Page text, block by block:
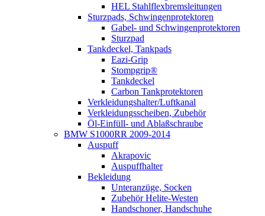
HEL Stahlflexbremsleitungen
Sturzpads, Schwingenprotektoren
Gabel- und Schwingenprotektoren
Sturzpad
Tankdeckel, Tankpads
Eazi-Grip
Stompgrip®
Tankdeckel
Carbon Tankprotektoren
Verkleidungshalter/Luftkanal
Verkleidungsscheiben, Zubehör
Öl-Einfüll- und Ablaßschraube
BMW S1000RR 2009-2014
Auspuff
Akrapovic
Auspuffhalter
Bekleidung
Unteranzüge, Socken
Zubehör Helite-Westen
Handschoner, Handschuhe